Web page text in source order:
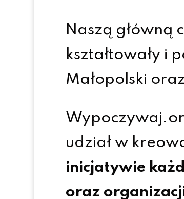
Naszą główną
kształtowały i
Małopolski
udział w
inicjatywie
oraz